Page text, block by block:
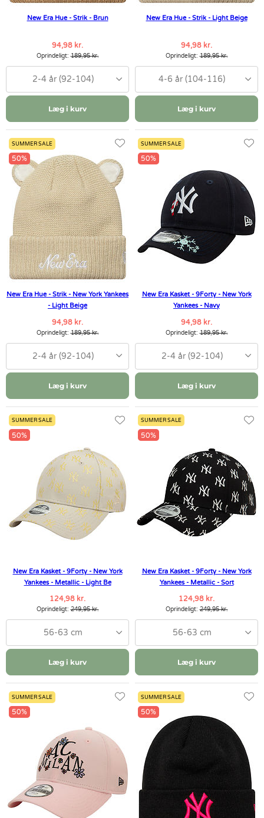
New Era Hue - Strik - Brun
94,98 kr.
Oprindeligt:189,95 kr.
2-4 år (92-104)
Læg i kurv
New Era Hue - Strik - Light Beige
94,98 kr.
Oprindeligt:189,95 kr.
4-6 år (104-116)
Læg i kurv
SUMMER SALE
50%
New Era Hue - Strik - New York Yankees
- Light Beige
94,98 kr.
Oprindeligt:189,95 kr.
2-4 år (92-104)
Læg i kurv
SUMMER SALE
50%
New Era Kasket - 9Forty - New York
Yankees - Navy
94,98 kr.
Oprindeligt:189,95 kr.
2-4 år (92-104)
Læg i kurv
SUMMER SALE
50%
New Era Kasket - 9Forty - New York
Yankees - Metallic - Light Be
124,98 kr.
Oprindeligt:249,95 kr.
56-63 cm
Læg i kurv
SUMMER SALE
50%
New Era Kasket - 9Forty - New York
Yankees - Metallic - Sort
124,98 kr.
Oprindeligt:249,95 kr.
56-63 cm
Læg i kurv
SUMMER SALE
50%
SUMMER SALE
50%